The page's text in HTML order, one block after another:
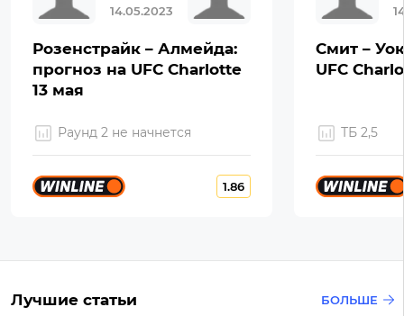
14.05.2023
Розенстрайк – Алмейда:
прогноз на UFC Charlotte
13 мая
Раунд 2 не начнется
1.86
Смит –
UFC
ТБ 2,5
Лучшие статьи БОЛЬШЕ